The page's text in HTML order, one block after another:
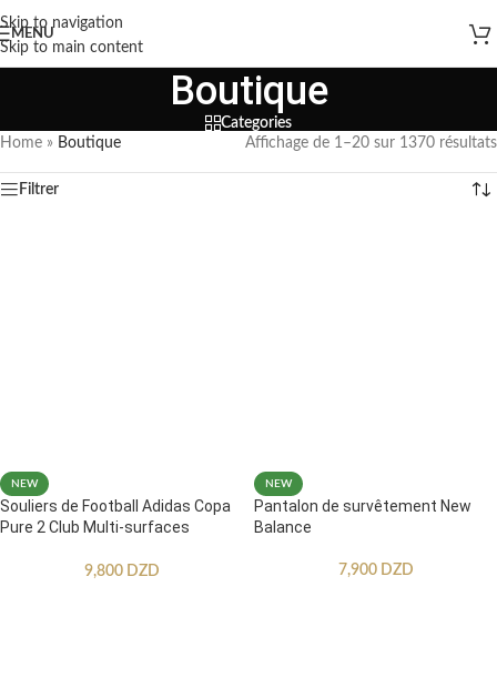
Skip to navigation
Skip to main content
MENU
Boutique
Categories
Home » Boutique Affichage de 1–20 sur 1370 résultats
Filtrer
NEW
Souliers de Football Adidas Copa
Pure 2 Club Multi-surfaces
9,800 DZD
NEW
Pantalon de survêtement New
Balance
7,900 DZD